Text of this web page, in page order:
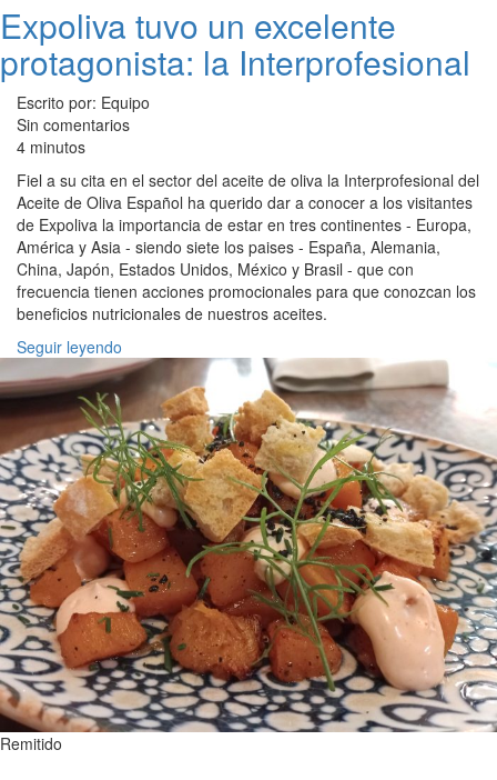
Expoliva tuvo un excelente
protagonista: la Interprofesional
Escrito por: Equipo
Sin comentarios
4 minutos
Fiel a su cita en el sector del aceite de oliva la Interprofesional del
Aceite de Oliva Español ha querido dar a conocer a los visitantes
de Expoliva la importancia de estar en tres continentes - Europa,
América y Asia - siendo siete los paises - España, Alemania,
China, Japón, Estados Unidos, México y Brasil - que con
frecuencia tienen acciones promocionales para que conozcan los
beneficios nutricionales de nuestros aceites.
Seguir leyendo
Remitido